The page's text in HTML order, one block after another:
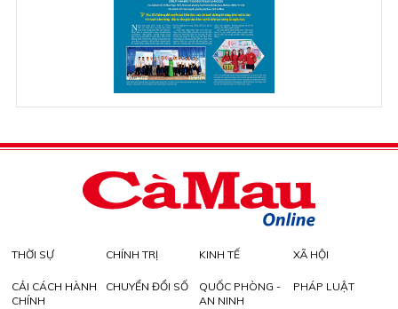
THỜI SỰ CHÍNH TRỊ KINH TẾ XÃ HỘI
CẢI CÁCH HÀNH
CHÍNH
CHUYỂN ĐỔI SỐ
QUỐC PHÒNG -
AN NINH
PHÁP LUẬT